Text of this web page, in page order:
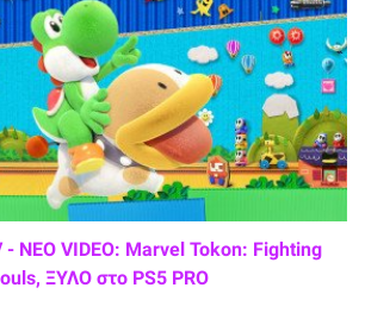
- ΝΕΟ VIDEO: Marvel Tokon: Fighting
ΞΥΛΟ στο PS5 PRO